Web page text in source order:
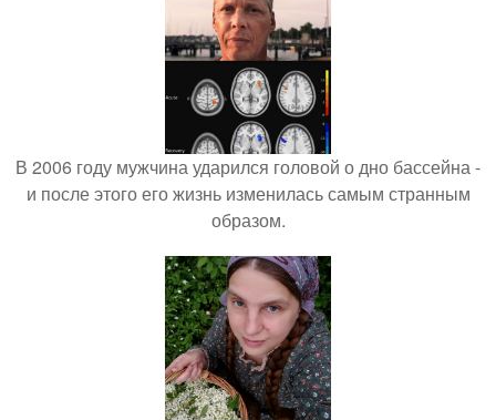
В 2006 году мужчина ударился головой о дно бассейна -
и после этого его жизнь изменилась самым странным
образом.